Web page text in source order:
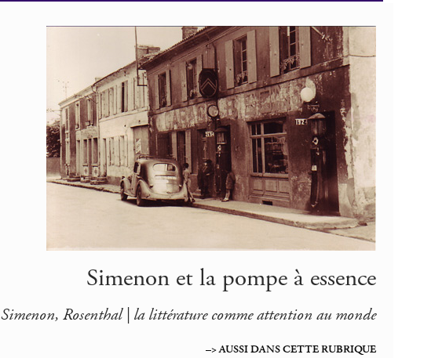
Simenon et la pompe à essence
Simenon, Rosenthal | la littérature comme attention au monde
–> AUSSI DANS CETTE RUBRIQUE